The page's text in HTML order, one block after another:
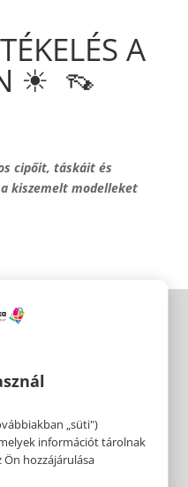
A
☀ ‎ 👡
cipőit, táskáit és
kiszemelt modelleket
„süti")
információt tárolnak
Ön hozzájárulása